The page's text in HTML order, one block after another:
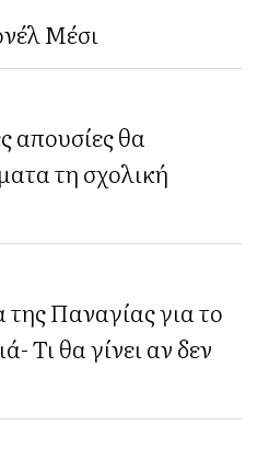
Μέσι
απουσίες θα
τη σχολική
Παναγίας για το
Τι θα γίνει αν δεν